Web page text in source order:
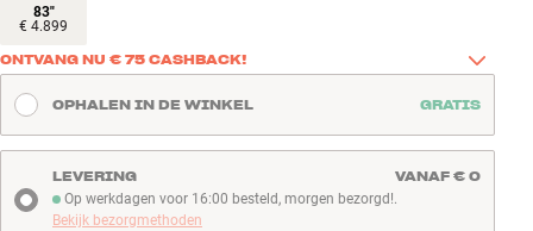
Bouw met geluid
83"
€ 4.899
ONTVANG NU € 75 CASHBACK!
Ontvang € 75 cashback bij aankoop tussen 1 juni 2026 en 31
augustus 2026 van dit deelnemend promotiemodel LG TV. Klik hier
voor meer informatie en registratie.
Bekijk ze hier
OPHALEN IN DE WINKEL GRATIS
Op werkdagen voor 16:00 besteld, morgen bezorgd!
Op werkdagen voor 16:00 besteld, morgen bezorgd!.
Bekijk bezorgmethoden
LEVERING VANAF € 0